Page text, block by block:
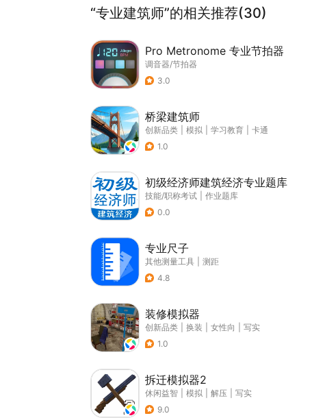
“专业建筑师”的相关推荐(30)
Pro Metronome 专业节拍器
调音器/节拍器
3.0
桥梁建筑师
创新品类 模拟 学习教育
卡通
1.0
初级经济师建筑经济专业题库
技能/职称考试
作业题库
0.0
专业尺子
其他测量工具
测距
4.8
装修模拟器
创新品类 换装 女性向
写实
1.0
拆迁模拟器2
休闲益智 模拟 解压
写实
9.0